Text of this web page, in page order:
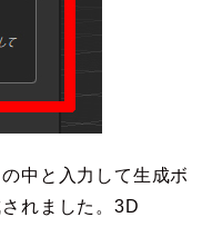
と入力して生成ボ
れました。3D